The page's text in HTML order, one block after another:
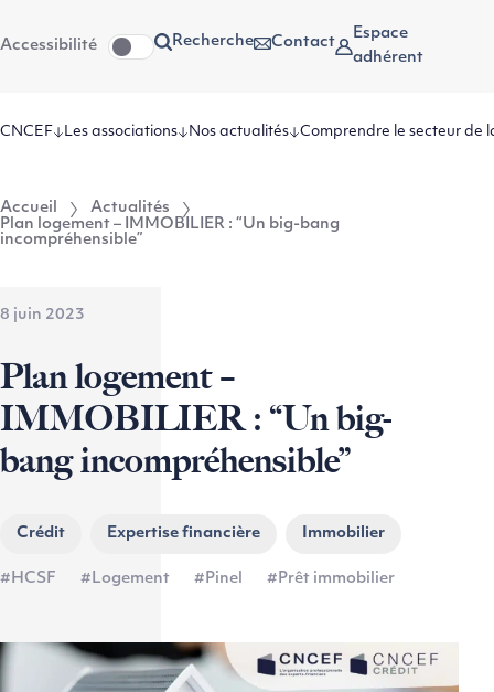
au
contenu
Accessibilité Recherche Contact
Espace
adhérent
CNCEF Les associations Nos actualités Comprendre le secteur de
Accueil
Actualités
Plan logement – IMMOBILIER : “Un big-bang
incompréhensible”
8 juin 2023
Plan logement –
IMMOBILIER : “Un big-
bang incompréhensible”
Crédit Expertise financière Immobilier
#HCSF #Logement #Pinel #Prêt immobilier